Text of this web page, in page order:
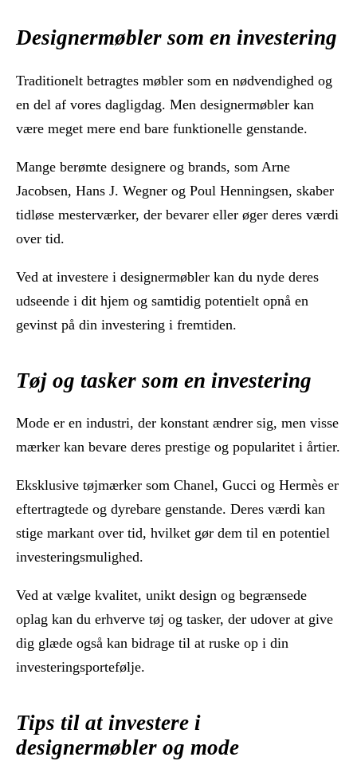
Designermøbler som en investering
Traditionelt betragtes møbler som en nødvendighed og
en del af vores dagligdag. Men designermøbler kan
være meget mere end bare funktionelle genstande.
Mange berømte designere og brands, som Arne
Jacobsen, Hans J. Wegner og Poul Henningsen, skaber
tidløse mesterværker, der bevarer eller øger deres værdi
over tid.
Ved at investere i designermøbler kan du nyde deres
udseende i dit hjem og samtidig potentielt opnå en
gevinst på din investering i fremtiden.
Tøj og tasker som en investering
Mode er en industri, der konstant ændrer sig, men visse
mærker kan bevare deres prestige og popularitet i årtier.
Eksklusive tøjmærker som Chanel, Gucci og Hermès er
eftertragtede og dyrebare genstande. Deres værdi kan
stige markant over tid, hvilket gør dem til en potentiel
investeringsmulighed.
Ved at vælge kvalitet, unikt design og begrænsede
oplag kan du erhverve tøj og tasker, der udover at give
dig glæde også kan bidrage til at ruske op i din
investeringsportefølje.
Tips til at investere i
designermøbler og mode